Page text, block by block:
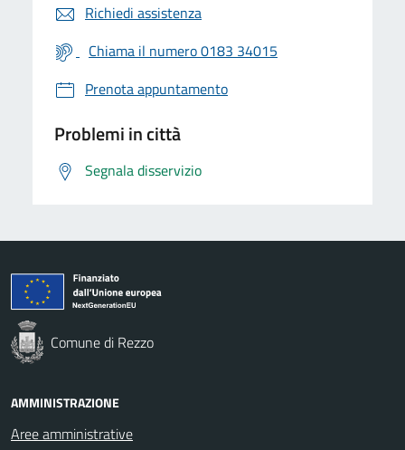
Richiedi assistenza
Chiama il numero 0183 34015
Prenota appuntamento
Problemi in città
Segnala disservizio
Comune di Rezzo
AMMINISTRAZIONE
Aree amministrative